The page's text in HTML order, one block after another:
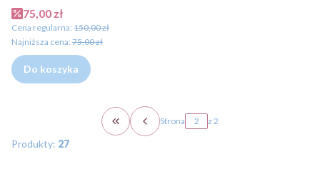
Cena promocyjna
75,00 zł
Cena regularna: 150,00 zł
Najniższa cena: 75,00 zł
Do koszyka
Wróć do pierwszej strony z produktami
Strona z 2
Produkty: 27